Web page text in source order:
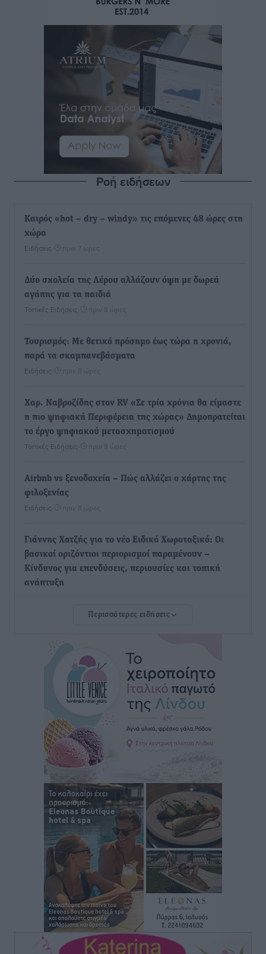
Ροή ειδήσεων
Καιρός «hot – dry – windy» τις επόμενες 48 ώρες στη
χώρα
Ειδήσεις πριν 7 ώρες
Δύο σχολεία της Λέρου αλλάζουν όψη με δωρεά
αγάπης για τα παιδιά
Τοπικές Ειδήσεις πριν 8 ώρες
Τουρισμός: Με θετικό πρόσημο έως τώρα η χρονιά,
παρά τα σκαμπανεβάσματα
Ειδήσεις πριν 8 ώρες
Χαρ. Ναβροζίδης στον RV «Σε τρία χρόνια θα είμαστε
η πιο ψηφιακή Περιφέρεια της χώρας» Δημοπρατείται
το έργο ψηφιακού μετασχηματισμού
Τοπικές Ειδήσεις πριν 8 ώρες
Airbnb vs ξενοδοχεία – Πώς αλλάζει ο χάρτης της
φιλοξενίας
Ειδήσεις πριν 8 ώρες
Γιάννης Χατζής για το νέο Ειδικό Χωροταξικό: Οι
βασικοί οριζόντιοι περιορισμοί παραμένουν –
Κίνδυνος για επενδύσεις, περιουσίες και τοπική
ανάπτυξη
δεν υπάρχουν περιθώρια εφησυχασμού
πριν 9 ώρες
Στον Άγιο Νικόλαο Χάλκης ανοίγει ξανά το
ανανεωμένο εκκλησιαστικό μουσείο από τη Λέσχη
Lions Χάλκης
Τοπικές Ειδήσεις• πριν 9 ώρες
Ρόδος: «Βουλιάζει» από τουρίστες – Πάνω από 1 εκατ.
επιβάτες και 55 κρουαζιερόπλοια
Τοπικές Ειδήσεις• πριν 9 ώρες
Γ’ Εθνική Κατηγορία: Οι ημερομηνίες των
αγωνιστικών της κανονικής περιόδου
• πριν 14 ώρες
Συνελήφθησαν δύο άτομα στην Κάρπαθο για άγρα
πελατών
Τοπικές Ειδήσεις• πριν 15 ώρες
Χωρίς υποχρεωτική παρουσία μικρών στη 12άδα
Περισσότερες ειδήσεις